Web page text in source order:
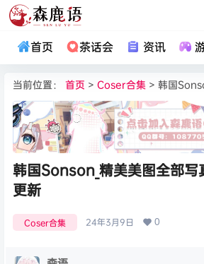
首页 茶话会 资讯
当前位置： 首页 > Coser合集 > 韩国Sonson_精
韩国Sonson_精美美图全部写
更新
Coser合集 24年3月9日 0